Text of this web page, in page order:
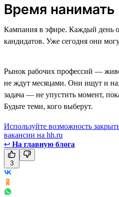
Время нанимать
Кампания в эфире. Каждый день
кандидатов. Уже сегодня они
Рынок рабочих профессий —
не ждут месяцами. Они ищут и
задача — не упустить момент,
Будьте теми, кого выберут.
Используйте возможность
вакансии на hh.ru
↩ На главную блога
3